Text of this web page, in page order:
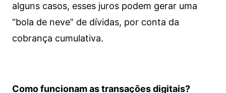
alguns casos, esses juros podem gerar uma
“bola de neve” de dívidas, por conta da
cobrança cumulativa.
Como funcionam as transações digitais?